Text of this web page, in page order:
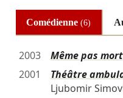
Comédienne(6)
2003 Même pas mort
2001
Théâtre
Ljubomir